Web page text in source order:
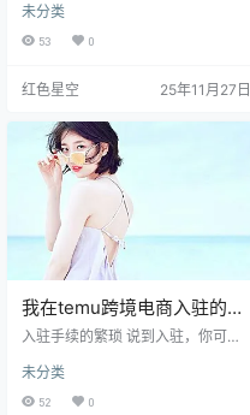
来？其实呢，temu不仅仅是一个电
商平台，它更像是一个能够为我们
提供全球购物机会的桥梁。我跟你
的商品，还有一套自己的运营机
分享一些我觉得比较重要的事情，
让你更好地了解temu。 商品选择，
如何抓住卖点 在temu上，商品的选
择非常重要。你可能想象一下，选
择一件受欢迎的商品就像…
未分类
53 0
红色星空 25年11月27日
我在temu跨境电商入驻的这
段时间，遇到了哪些意想不
入驻手续的繁琐 说到入驻，你可能
吧？我最开始也是这么想的，结果
在准备资料时就遇到了问题。就拿
未分类
52 0